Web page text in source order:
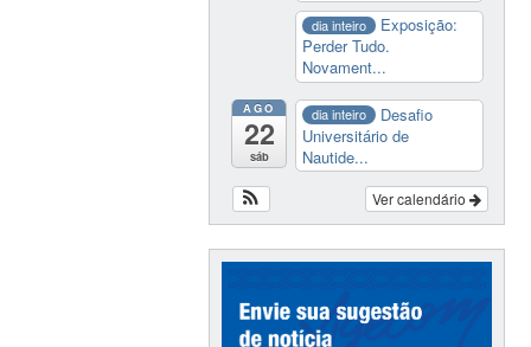
dia inteiro
Exposição:
Perder Tudo.
Novament...
AGO
22
sáb
dia inteiro
Desafio
Universitário de
Nautide...
Ver calendário